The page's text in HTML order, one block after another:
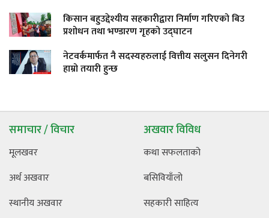
किसान बहुउद्देश्यीय सहकारीद्वारा निर्माण गरिएको बिउ
प्रशोधन तथा भण्डारण गृहको उद्घाटन
नेटवर्कमार्फत नै सदस्यहरुलाई वित्तीय सलुसन दिनेगरी
हाम्रो तयारी हुन्छ
समाचार / विचार
मूलखवर
अर्थ अखवार
स्थानीय अखवार
अखवार विविध
कथा सफलताको
बसिवियाँलो
सहकारी साहित्य